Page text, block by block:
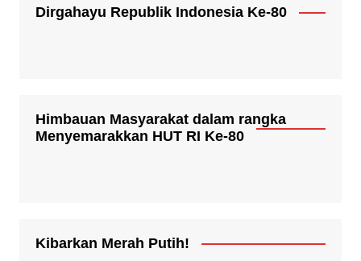
Dirgahayu Republik Indonesia Ke-80
Himbauan Masyarakat dalam rangka
Menyemarakkan HUT RI Ke-80
Kibarkan Merah Putih!